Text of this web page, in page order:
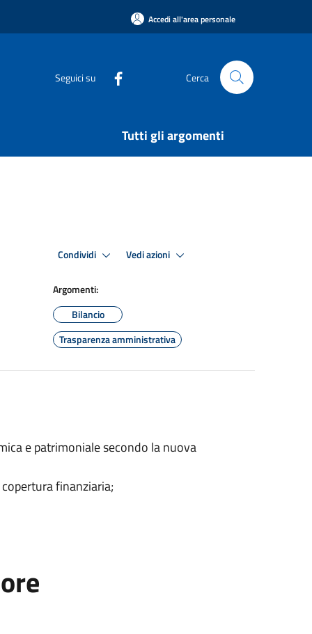
Accedi all'area personale
Seguici su Cerca
Tutti gli argomenti
Condividi Vedi azioni
Argomenti:
Bilancio
Trasparenza amministrativa
e patrimoniale secondo la nuova
finanziaria;